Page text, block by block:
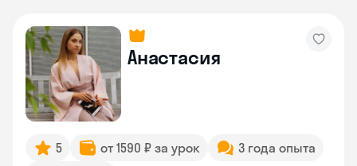
Анастасия
5 от 1590 ₽ за урок
3 года опыта